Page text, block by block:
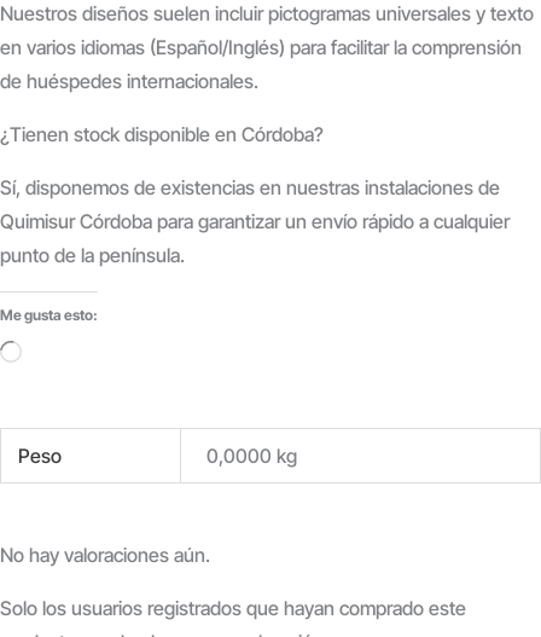
Nuestros diseños suelen incluir pictogramas universales y texto
en varios idiomas (Español/Inglés) para facilitar la comprensión
de huéspedes internacionales.
¿Tienen stock disponible en Córdoba?
Sí, disponemos de existencias en nuestras instalaciones de
Quimisur Córdoba para garantizar un envío rápido a cualquier
punto de la península.
Me gusta esto:
Cargando...
Peso 0,0000 kg
No hay valoraciones aún.
Solo los usuarios registrados que hayan comprado este